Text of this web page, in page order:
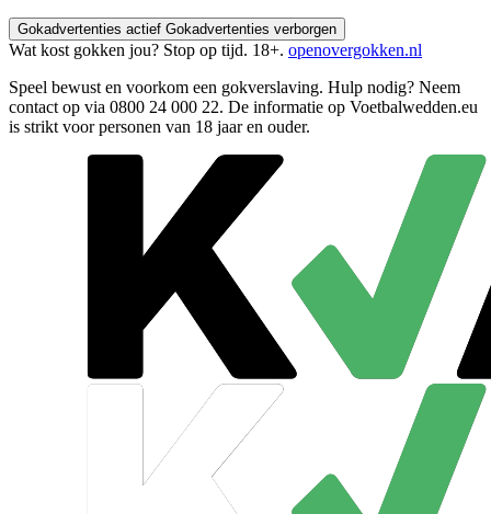
Gokadvertenties actief Gokadvertenties verborgen
Wat kost gokken jou? Stop op tijd. 18+. openovergokken.nl
Speel bewust en voorkom een gokverslaving. Hulp nodig? Neem
contact op via 0800 24 000 22. De informatie op Voetbalwedden.eu
is strikt voor personen van 18 jaar en ouder.